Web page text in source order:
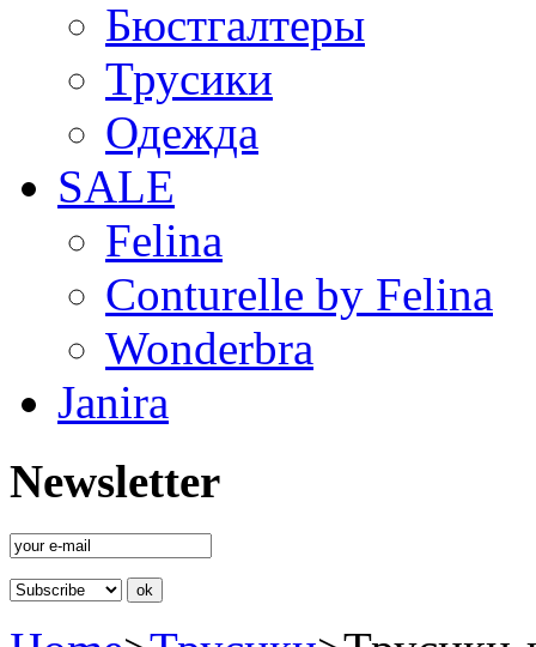
Бюстгалтеры
Трусики
Одежда
SALE
Felina
Conturelle by Felina
Wonderbra
Janira
Newsletter